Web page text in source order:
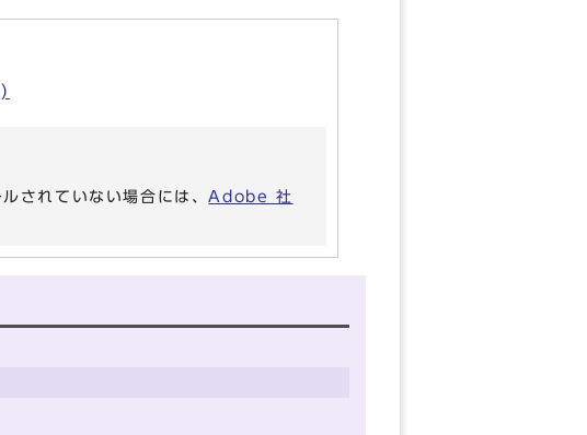
されていない場合には、Adobe 社